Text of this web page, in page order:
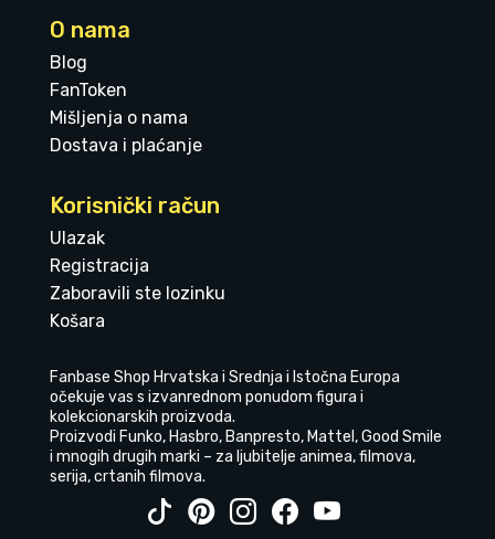
O nama
Blog
FanToken
Mišljenja o nama
Dostava i plaćanje
Korisnički račun
Ulazak
Registracija
Zaboravili ste lozinku
Košara
Fanbase Shop Hrvatska i Srednja i Istočna Europa
očekuje vas s izvanrednom ponudom figura i
kolekcionarskih proizvoda.
Proizvodi Funko, Hasbro, Banpresto, Mattel, Good Smile
i mnogih drugih marki – za ljubitelje animea, filmova,
serija, crtanih filmova.